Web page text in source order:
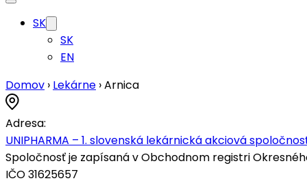
SK
SK
EN
Domov › Lekárne ›Arnica
Adresa:
UNIPHARMA – 1. slovenská lekárnická akciová
Spoločnosť je zapísaná v Obchodnom registri
IČO 31625657